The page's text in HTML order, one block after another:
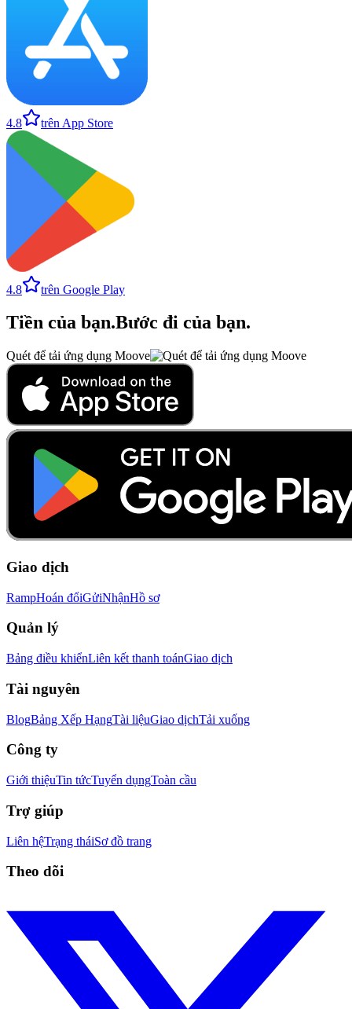
4.8 trên App Store
4.8 trên Google Play
Tiền của bạn.Bước đi của bạn.
Quét để tải ứng dụng Moove
Giao dịch
RampHoán đổiGửiNhậnHồ sơ
Quản lý
Bảng điều khiểnLiên kết thanh toánGiao dịch
Tài nguyên
BlogBảng Xếp HạngTài liệuGiao dịchTải xuống
Công ty
Giới thiệuTin tứcTuyển dụngToàn cầu
Trợ giúp
Liên hệTrạng tháiSơ đồ trang
Theo dõi